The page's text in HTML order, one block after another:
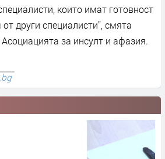
които имат готовност
други специалисти”, смята
за инсулт и афазия.